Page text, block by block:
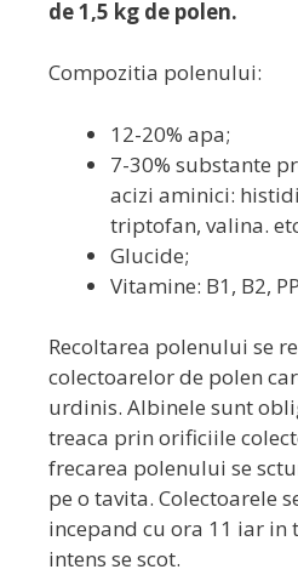
de 1,5 kg de polen.
Compozitia polenului:
12-20% apa;
7-30% substante
acizi aminici:
triptofan, valina.
Glucide;
Vitamine: B1, B2,
Recoltarea polenului se
colectoarelor de polen
urdinis. Albinele sunt
treaca prin orificiile
frecarea polenului se
pe o tavita. Colectoarele
incepand cu ora 11 iar
intens se scot.